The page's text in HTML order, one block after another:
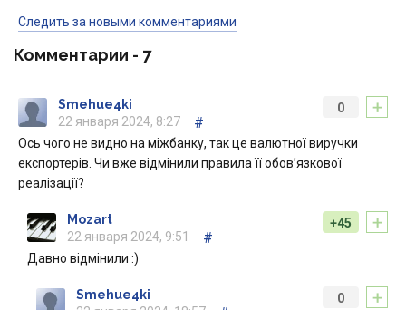
Следить за новыми комментариями
Комментарии - 7
+
0
Smehue4ki
22 января 2024, 8:27
#
Ось чого не видно на міжбанку, так це валютної виручки
експортерів. Чи вже відмінили правила її обовʼязкової
реалізації?
+
+45
Mozart
22 января 2024, 9:51
#
Давно відмінили :)
+
0
Smehue4ki